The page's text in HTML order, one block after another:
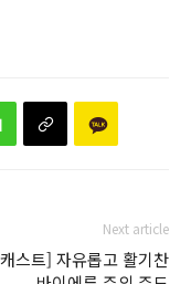
Next article
스트] 자유롭고 활기찬